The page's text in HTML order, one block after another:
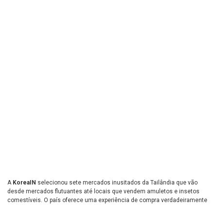
A KoreaIN selecionou sete mercados inusitados da Tailândia que vão
desde mercados flutuantes até locais que vendem amuletos e insetos
comestíveis. O país oferece uma experiência de compra verdadeiramente